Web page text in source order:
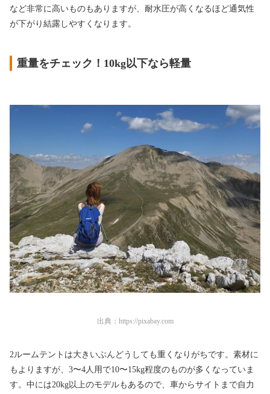
など非常に高いものもありますが、耐水圧が高くなるほど通気性
が下がり結露しやすくなります。
重量をチェック！10kg以下なら軽量
出典： https://pixabay.com
2ルームテントは大きいぶんどうしても重くなりがちです。素材に
もよりますが、3〜4人用で10〜15kg程度のものが多くなっていま
す。中には20kg以上のモデルもあるので、車からサイトまで自力